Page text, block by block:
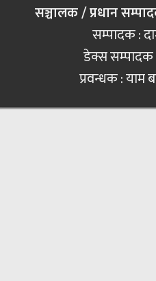
सञ्चालक / प्रधान
सम्पादक :
डेक्स सम्पादक :
प्रवन्धक : याम